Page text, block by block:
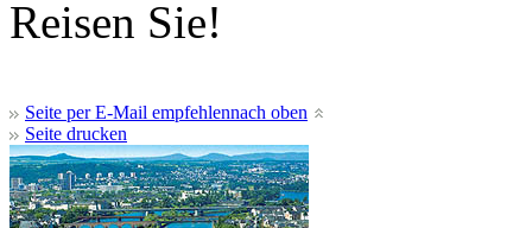
Reisen Sie!
Seite per E-Mail empfehlen
Seite drucken
nach oben